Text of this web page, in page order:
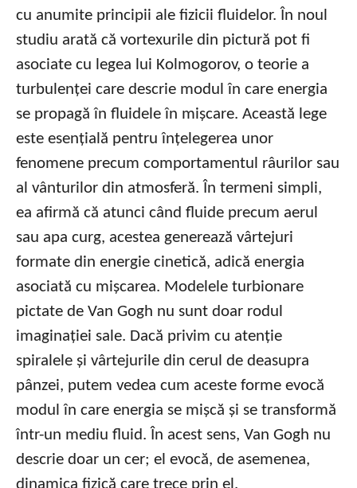
cu anumite principii ale fizicii fluidelor. În noul
studiu arată că vortexurile din pictură pot fi
asociate cu legea lui Kolmogorov, o teorie a
turbulenței care descrie modul în care energia
se propagă în fluidele în mișcare. Această lege
este esențială pentru înțelegerea unor
fenomene precum comportamentul râurilor sau
al vânturilor din atmosferă. În termeni simpli,
ea afirmă că atunci când fluide precum aerul
sau apa curg, acestea generează vârtejuri
formate din energie cinetică, adică energia
asociată cu mișcarea. Modelele turbionare
pictate de Van Gogh nu sunt doar rodul
imaginației sale. Dacă privim cu atenție
spiralele și vârtejurile din cerul de deasupra
pânzei, putem vedea cum aceste forme evocă
modul în care energia se mișcă și se transformă
într-un mediu fluid. În acest sens, Van Gogh nu
descrie doar un cer; el evocă, de asemenea,